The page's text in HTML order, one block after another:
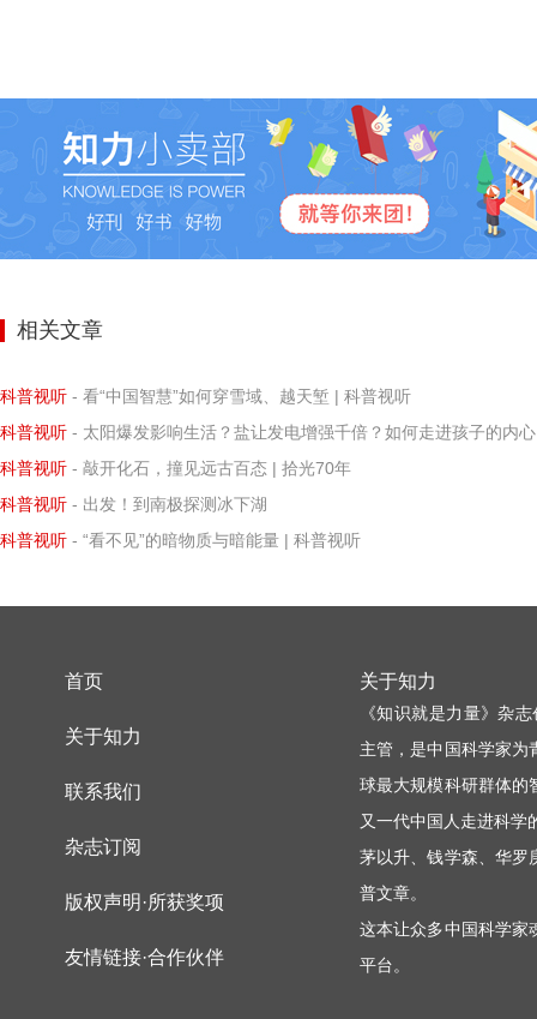
相关文章
科普视听 - 看“中国智慧”如何穿雪域、越天堑 | 科普视听
科普视听 - 太阳爆发影响生活？盐让发电增强千倍？如何走进孩子的内心？ | 2026年1月新刊
科普视听 - 敲开化石，撞见远古百态 | 拾光70年
科普视听 - 出发！到南极探测冰下湖
科普视听 - “看不见”的暗物质与暗能量 | 科普视听
首页
关于知力
联系我们
杂志订阅
版权声明·所获奖项
友情链接·合作伙伴
关于知力
《知识就是力量》杂
主管，是中国科学家为
球最大规模科研群体的
又一代中国人走进科学
茅以升、钱学森、华罗
普文章。
这本让众多中国科学家
平台。